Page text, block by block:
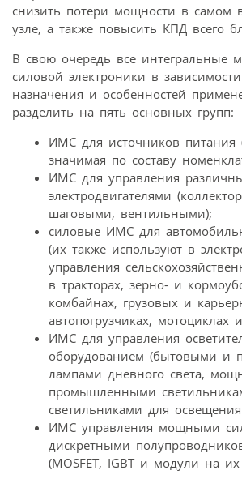
снизить потери мощности в самом
узле, а также повысить КПД всего
В свою очередь все интегральные
силовой электроники в
назначения и особенностей
разделить на пять основных групп:
ИМС для источников питания
значимая по составу
ИМС для управления
электродвигателями
шаговыми, вентильными);
силовые ИМС для
(их также используют в
управления
в тракторах, зерно- и
комбайнах, грузовых и
автопогрузчиках, мотоциклах
ИМС для управления
оборудованием (бытовыми и
лампами дневного света,
промышленными
светильниками для
ИМС управления мощными
дискретными
(MOSFET, IGBT и модули на их